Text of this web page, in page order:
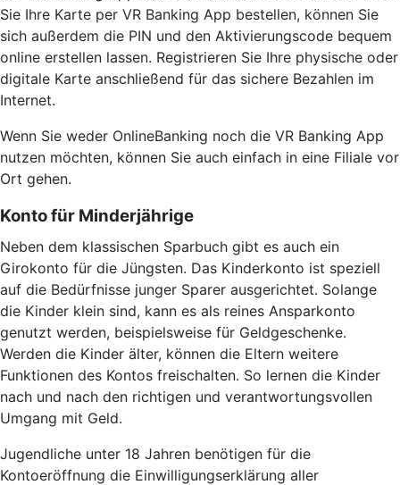
Sie Ihre Karte per VR Banking App bestellen, können Sie
sich außerdem die PIN und den Aktivierungscode bequem
online erstellen lassen. Registrieren Sie Ihre physische oder
digitale Karte anschließend für das sichere Bezahlen im
Internet.
Wenn Sie weder OnlineBanking noch die VR Banking App
nutzen möchten, können Sie auch einfach in eine Filiale vor
Ort gehen.
Konto für Minderjährige
Neben dem klassischen Sparbuch gibt es auch ein
Girokonto für die Jüngsten. Das Kinderkonto ist speziell
auf die Bedürfnisse junger Sparer ausgerichtet. Solange
die Kinder klein sind, kann es als reines Ansparkonto
genutzt werden, beispielsweise für Geldgeschenke.
Werden die Kinder älter, können die Eltern weitere
Funktionen des Kontos freischalten. So lernen die Kinder
nach und nach den richtigen und verantwortungsvollen
Umgang mit Geld.
Jugendliche unter 18 Jahren benötigen für die
Kontoeröffnung die Einwilligungserklärung aller